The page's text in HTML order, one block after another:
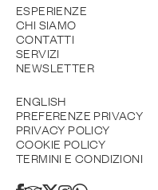
ESPERIENZE
CHI SIAMO
CONTATTI
SERVIZI
NEWSLETTER
ENGLISH
PREFERENZE PRIVACY
PRIVACY POLICY
COOKIE POLICY
TERMINI E CONDIZIONI